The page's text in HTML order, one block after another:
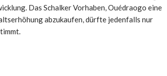
Das Schalker Vorhaben, Ouédraogo eine
abzukaufen, dürfte jedenfalls nur